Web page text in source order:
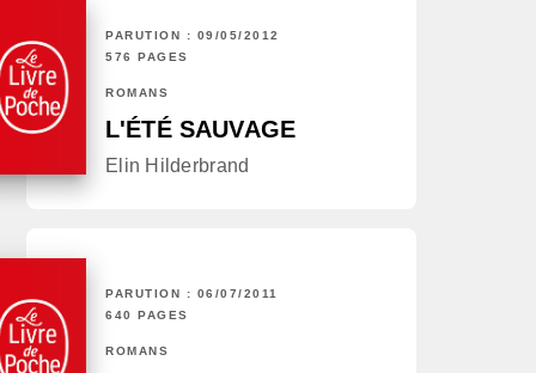
PARUTION : 09/05/2012
576 PAGES
ROMANS
L'ÉTÉ SAUVAGE
Elin Hilderbrand
PARUTION : 06/07/2011
640 PAGES
ROMANS